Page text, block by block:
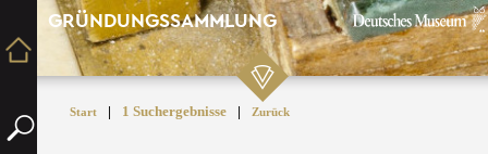
GRÜNDUNGSSAMMLUNG
Start | 1 Suchergebnisse | Zurück